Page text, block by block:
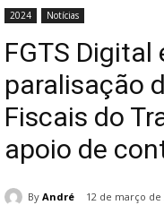
2024 Notícias
FGTS Digital
paralisação
Fiscais do
apoio de
By André 12 de março de